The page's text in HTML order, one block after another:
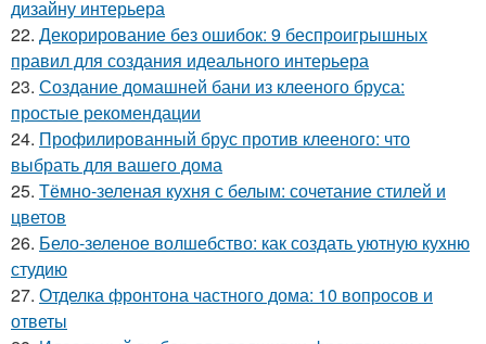
дизайну интерьера
22. Декорирование без ошибок: 9 беспроигрышных
правил для создания идеального интерьера
23. Создание домашней бани из клееного бруса:
простые рекомендации
24. Профилированный брус против клееного: что
выбрать для вашего дома
25. Тёмно-зеленая кухня с белым: сочетание стилей и
цветов
26. Бело-зеленое волшебство: как создать уютную кухню
студию
27. Отделка фронтона частного дома: 10 вопросов и
ответы